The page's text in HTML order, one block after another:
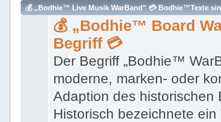
💰 „Bodhie™ Live Musik WarBand“ 💳 Bodhie™Texte
💰 „Bodhie™ Board
Begriff 💳
Der Begriff „Bodhie™
moderne, marken- oder
Adaption des historischen
Historisch bezeichnete